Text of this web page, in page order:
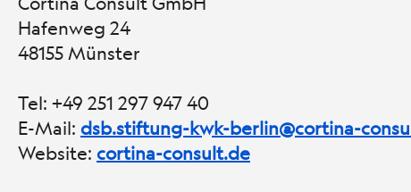
Hafenweg 24
48155 Münster
Tel: +49 251 297 947 40
E-Mail: dsb.stiftung-kwk-berlin@cortina-
Website: cortina-consult.de